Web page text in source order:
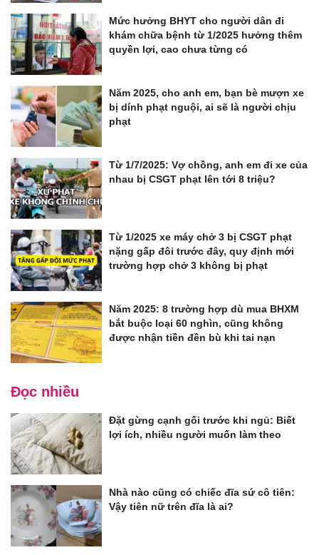
Mức hưởng BHYT cho người dân đi
khám chữa bệnh từ 1/2025 hưởng thêm
quyền lợi, cao chưa từng có
Năm 2025, cho anh em, bạn bè mượn xe
bị dính phạt nguội, ai sẽ là người chịu
phạt
Từ 1/7/2025: Vợ chồng, anh em đi xe của
nhau bị CSGT phạt lên tới 8 triệu?
Từ 1/2025 xe máy chở 3 bị CSGT phạt
nặng gấp đôi trước đây, quy định mới
trường hợp chở 3 không bị phạt
Năm 2025: 8 trường hợp dù mua BHXM
bắt buộc loại 60 nghìn, cũng không
được nhận tiền đền bù khi tai nạn
Đọc nhiều
Đặt gừng cạnh gối trước khi ngủ: Biết
lợi ích, nhiều người muốn làm theo
Nhà nào cũng có chiếc đĩa sứ cô tiên:
Vậy tiên nữ trên đĩa là ai?